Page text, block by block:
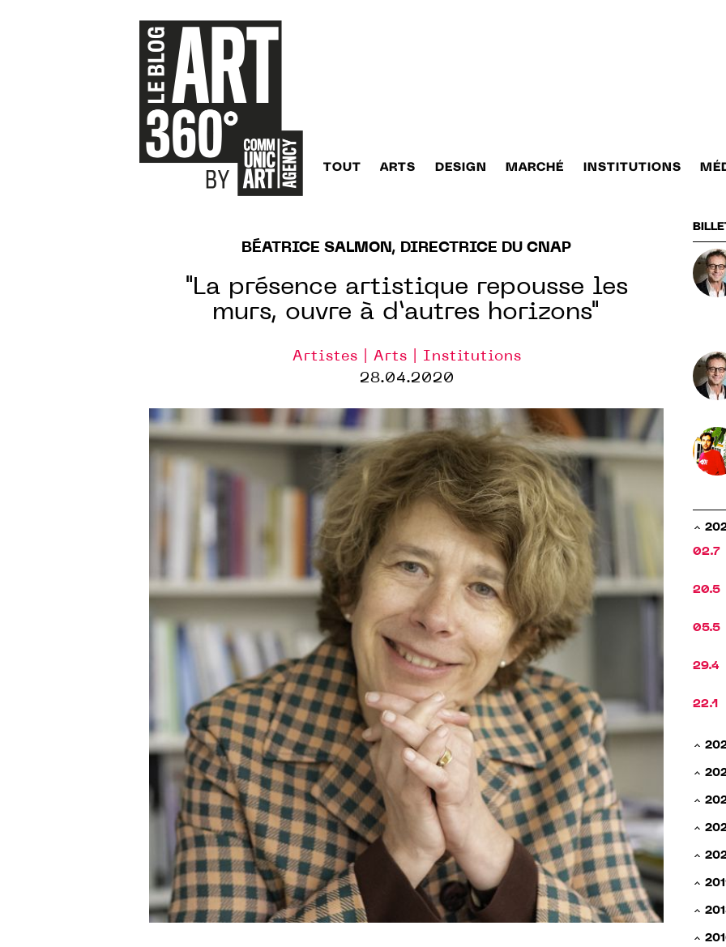
TOUT ARTS DESIGN MARCHÉ INSTITUTIONS
BÉATRICE SALMON, DIRECTRICE DU CNAP
"La présence artistique repousse les
murs, ouvre à d’autres horizons"
Artistes | Arts | Institutions
28.04.2020
02.7
20.5
05.5
29.4
22.1